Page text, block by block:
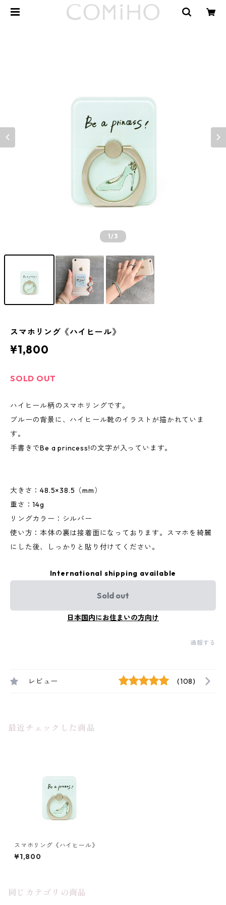
1/3
スマホリング《ハイヒール》
¥1,800
SOLD OUT
ハイヒール柄のスマホリングです。
ブルーの背景に、ハイヒール靴のイラストが描かれていま
す。
手書きでBe a princess!の文字が入っています。
大きさ：48.5×38.5（mm）
重さ：14g
リングカラー：シルバー
使い方：本体の裏は接着面になっております。スマホを綺麗
にした後、しっかりと貼り付けてください。
International shipping available
Sold out
日本国内にお住まいの方向け
通報する
レビュー (108)
最近チェックした商品
スマホリング《ハイヒール》
¥1,800
同じカテゴリの商品